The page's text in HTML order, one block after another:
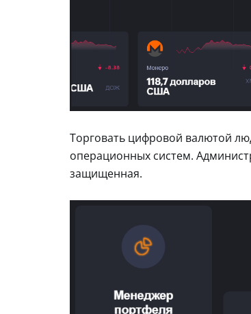
Торговать цифровой валютой
операционных систем.
защищенная.